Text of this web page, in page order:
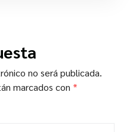
no será publicada.
marcados con *